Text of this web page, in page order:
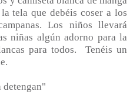
tela que debéis coser a los
Los niños llevará
niñas algún adorno para la
para todos. Tenéis un
detengan"